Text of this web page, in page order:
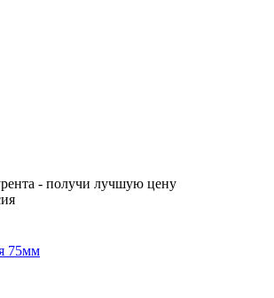
- получи лучшую цену
75мм